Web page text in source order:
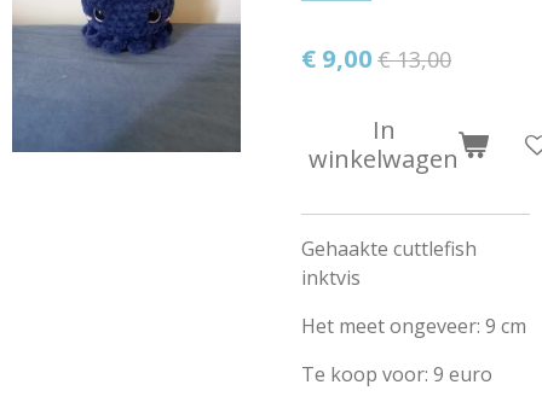
€ 9,00 € 13,00
In
winkelwagen
Gehaakte cuttlefish
inktvis
Het meet ongeveer: 9 cm
Te koop voor: 9 euro